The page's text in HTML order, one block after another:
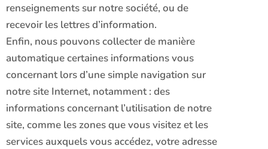
renseignements sur notre société, ou de
recevoir les lettres d’information.
Enfin, nous pouvons collecter de manière
automatique certaines informations vous
concernant lors d’une simple navigation sur
notre site Internet, notamment : des
informations concernant l’utilisation de notre
site, comme les zones que vous visitez et les
services auxquels vous accédez, votre adresse